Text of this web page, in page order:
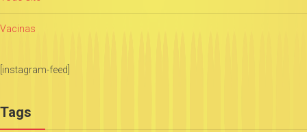
Vacinas
[instagram-feed]
Tags